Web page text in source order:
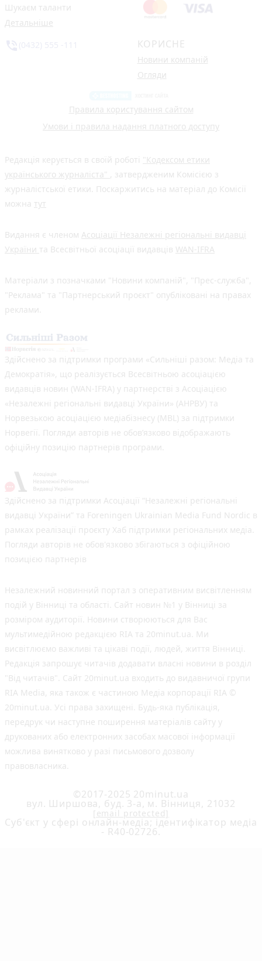
Шукаєм таланти
Детальніше
КОРИСНЕ
Новини компаній
Огляди
Правила користування сайтом
Умови і правила надання платного доступу
Редакція керується в своїй роботі "Кодексом етики
українського журналіста" , затвердженим Комісією з
журналістської етики. Поскаржитись на матеріал до Комісії
можна тут
Видання є членом Асоціації Незалежні регіональні видавці
України та Всесвітньої асоціації видавців WAN-IFRA
Матеріали з позначками "Новини компаній", "Прес-служба",
"Реклама" та "Партнерський проєкт" опубліковані на правах
реклами.
Здійснено за підтримки програми «Сильніші разом: Медіа та
Демократія», що реалізується Всесвітньою асоціацією
видавців новин (WAN-IFRA) у партнерстві з Асоціацією
«Незалежні регіональні видавці України» (АНРВУ) та
Норвезькою асоціацією медіабізнесу (MBL) за підтримки
Норвегії. Погляди авторів не обов’язково відображають
офіційну позицію партнерів програми.
Здійснено за підтримки Асоціації “Незалежні регіональні
видавці України” та Foreningen Ukrainian Media Fund Nordic в
рамках реалізації проєкту Хаб підтримки регіональних медіа.
Погляди авторів не обов'язково збігаються з офіційною
позицією партнерів
Незалежний новинний портал з оперативним висвітленням
подій у Вінниці та області. Сайт новин №1 у Вінниці за
розміром аудиторії. Новини створюються для Вас
мультимедійною редакцією RIA та 20minut.ua. Ми
висвітлюємо важливі та цікаві події, людей, життя Вінниці.
Редакція запрошує читачів додавати власні новини в розділ
"Від читачів". Сайт 20minut.ua входить до видавничої групи
RIA Media, яка також є частиною Медіа корпорації RIA ©
20minut.ua. Усі права захищені. Будь-яка публiкацiя,
передрук чи наступне поширення матеріалів сайту у
друкованих або електронних засобах масової інформації
можлива винятково у разі письмового дозволу
правовласника.
©2017-2025 20minut.ua
вул. Ширшова, буд. 3-а, м. Вінниця, 21032
[email protected]
Cуб'єкт у сфері онлайн-медіа; ідентифікатор медіа
- R40-02726.